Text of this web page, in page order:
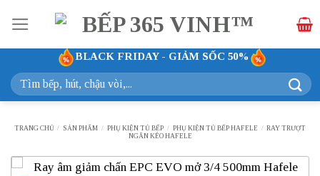
qua
nội
dung
BLACK FRIDAY - GIẢM SỐC 50%
Tìm
kiếm:
TRANG CHỦ / SẢN PHẨM / PHỤ KIỆN TỦ BẾP / PHỤ KIỆN TỦ BẾP HAFELE / RAY TRƯỢT
NGĂN KÉO HAFELE